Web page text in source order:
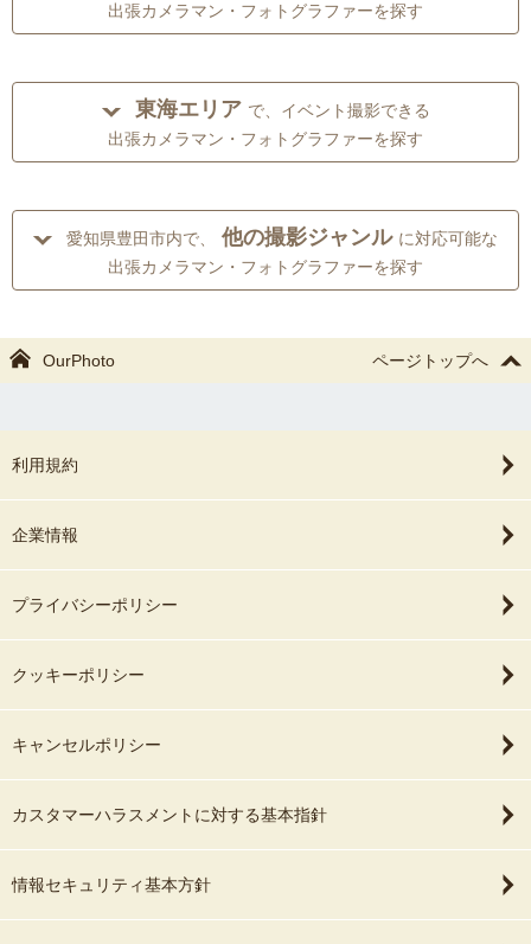
出張カメラマン・フォトグラファーを探す
東海エリア で、イベント撮影できる
出張カメラマン・フォトグラファーを探す
愛知県豊田市内で、 他の撮影ジャンル に対応可能な
出張カメラマン・フォトグラファーを探す
OurPhoto ページトップへ
利用規約
企業情報
プライバシーポリシー
クッキーポリシー
キャンセルポリシー
カスタマーハラスメントに対する基本指針
情報セキュリティ基本方針